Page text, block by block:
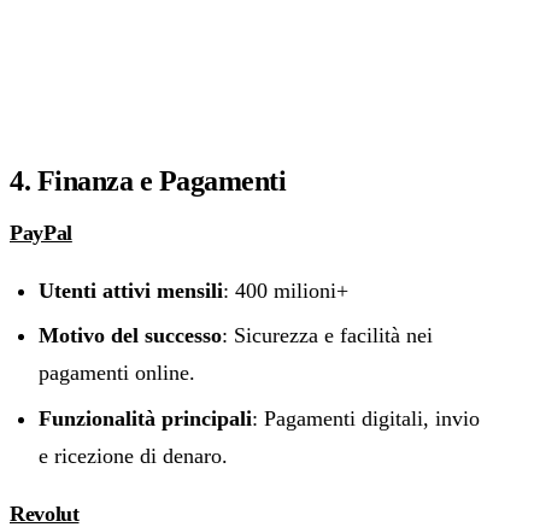
4. Finanza e Pagamenti
PayPal
Utenti attivi mensili: 400 milioni+
Motivo del successo: Sicurezza e facilità nei
pagamenti online.
Funzionalità principali: Pagamenti digitali, invio
e ricezione di denaro.
Revolut